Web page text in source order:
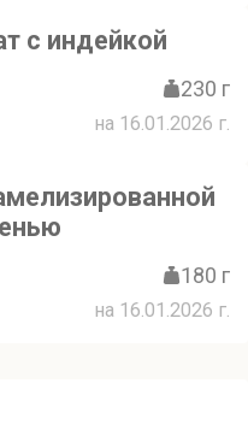
с индейкой
230 г
на 16.01.2026 г.
180 г
на 16.01.2026 г.